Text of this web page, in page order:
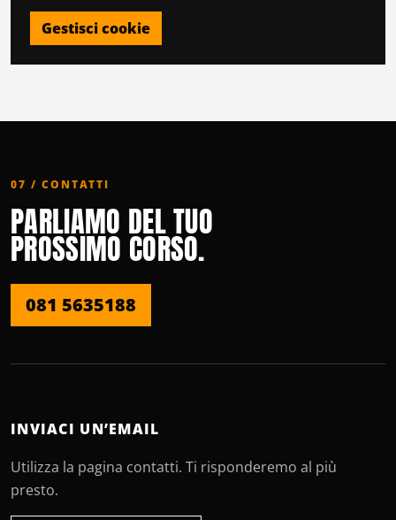
Gestisci cookie
07 / CONTATTI
PARLIAMO DEL TUO
PROSSIMO CORSO.
081 5635188
INVIACI UN’EMAIL
Utilizza la pagina contatti. Ti risponderemo al più
presto.